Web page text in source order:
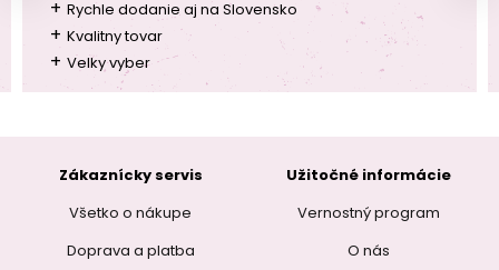
+ Rychle dodanie aj na Slovensko
+ Kvalitny tovar
+ Velky vyber
Zákaznícky servis
Všetko o nákupe
Doprava a platba
Užitočné informácie
Vernostný program
O nás